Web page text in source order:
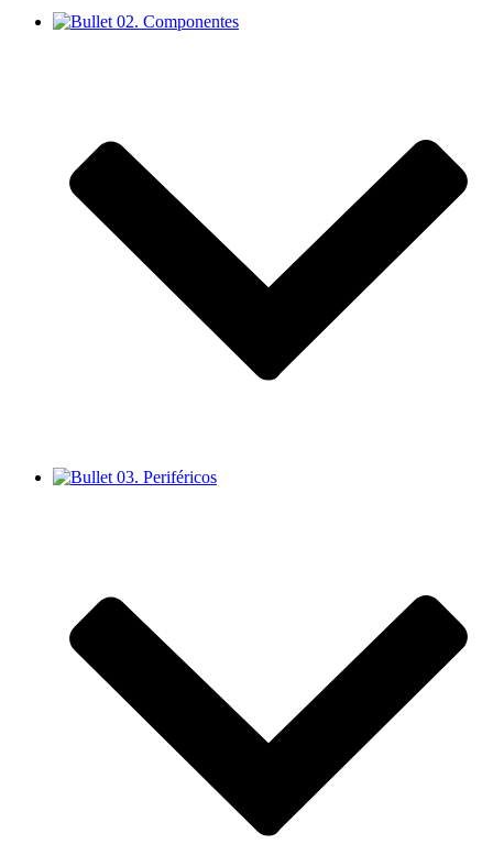
02. Componentes
03. Periféricos